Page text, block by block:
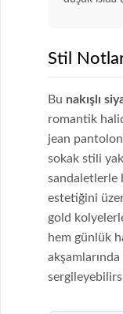
Stil
Bu nakışlı
romantik
jean
sokak stili
sandaletlerle
estetiğini
gold
hem günlük